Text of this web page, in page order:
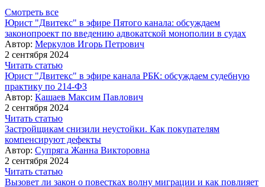
Смотреть все
Юрист "Двитекс" в эфире Пятого канала: обсуждаем
законопроект по введению адвокатской монополии в судах
Автор: Меркулов Игорь Петрович
2 сентября 2024
Читать статью
Юрист "Двитекс" в эфире канала РБК: обсуждаем судебную
практику по 214-ФЗ
Автор: Кашаев Максим Павлович
2 сентября 2024
Читать статью
Застройщикам снизили неустойки. Как покупателям
компенсируют дефекты
Автор: Супряга Жанна Викторовна
2 сентября 2024
Читать статью
Вызовет ли закон о повестках волну миграции и как повлияет